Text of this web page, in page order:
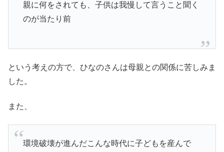
親に何をされても、子供は我慢して言うこと聞く
のが当たり前
という考えの方で、ひなのさんは母親との関係に苦しみま
した。
また、
環境破壊が進んだこんな時代に子どもを産んで